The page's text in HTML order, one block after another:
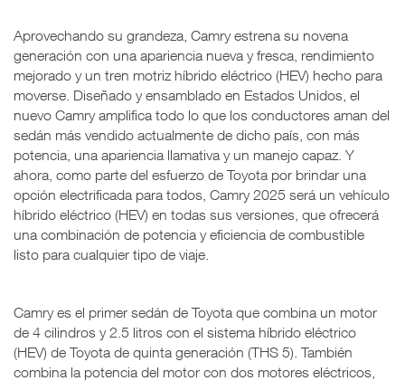
Aprovechando su grandeza, Camry estrena su novena
generación con una apariencia nueva y fresca, rendimiento
mejorado y un tren motriz híbrido eléctrico (HEV) hecho para
moverse. Diseñado y ensamblado en Estados Unidos, el
nuevo Camry amplifica todo lo que los conductores aman del
sedán más vendido actualmente de dicho país, con más
potencia, una apariencia llamativa y un manejo capaz. Y
ahora, como parte del esfuerzo de Toyota por brindar una
opción electrificada para todos, Camry 2025 será un vehículo
híbrido eléctrico (HEV) en todas sus versiones, que ofrecerá
una combinación de potencia y eficiencia de combustible
listo para cualquier tipo de viaje.
Camry es el primer sedán de Toyota que combina un motor
de 4 cilindros y 2.5 litros con el sistema híbrido eléctrico
(HEV) de Toyota de quinta generación (THS 5). También
combina la potencia del motor con dos motores eléctricos,